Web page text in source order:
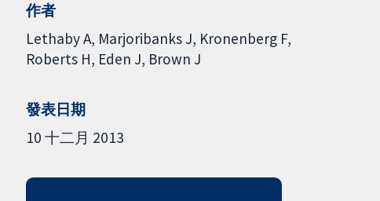
作者
Lethaby A Marjoribanks J Kronenberg F
Roberts H Eden J Brown J
發表日期
10 十二月 2013